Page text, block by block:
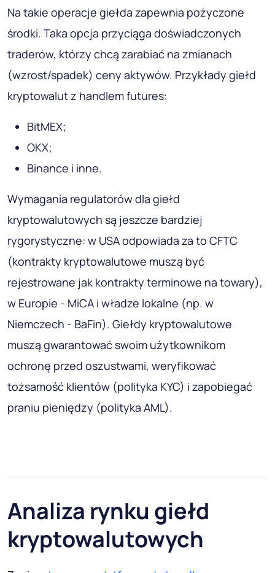
Na takie operacje giełda zapewnia pożyczone
środki. Taka opcja przyciąga doświadczonych
traderów, którzy chcą zarabiać na zmianach
(wzrost/spadek) ceny aktywów. Przykłady giełd
kryptowalut z handlem futures:
BitMEX;
OKX;
Binance i inne.
Wymagania regulatorów dla giełd
kryptowalutowych są jeszcze bardziej
rygorystyczne: w USA odpowiada za to CFTC
(kontrakty kryptowalutowe muszą być
rejestrowane jak kontrakty terminowe na towary),
w Europie - MiCA i władze lokalne (np. w
Niemczech - BaFin). Giełdy kryptowalutowe
muszą gwarantować swoim użytkownikom
ochronę przed oszustwami, weryfikować
tożsamość klientów (polityka KYC) i zapobiegać
praniu pieniędzy (polityka AML).
Analiza rynku giełd
kryptowalutowych